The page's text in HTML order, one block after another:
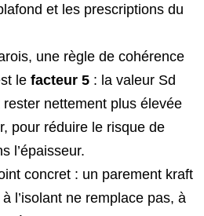
et les prescriptions du
une règle de cohérence
le facteur 5 : la valeur Sd
nettement plus élevée
pour réduire le risque de
l’épaisseur.
concret : un parement kraft
l’isolant ne remplace pas, à